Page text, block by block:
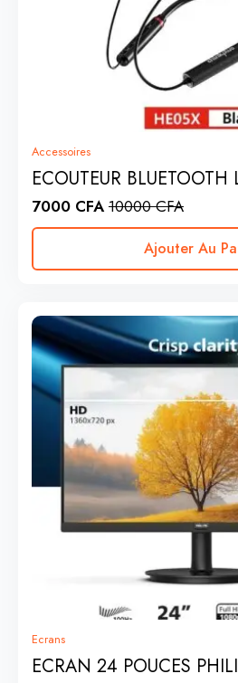
Accessoires
ECOUTEUR
10000CFA
7000 CFA
Ajouter Au
Ecrans
ECRAN 24 POUCES